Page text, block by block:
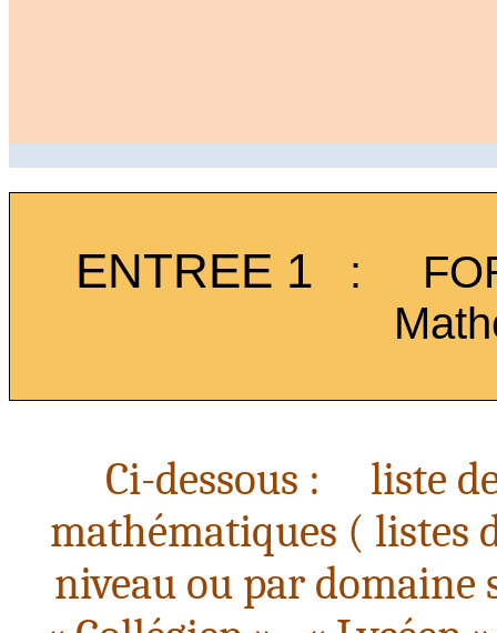
ENTREE 1 :
Ci-dessous : liste
mathématiques ( listes
niveau ou par domaine